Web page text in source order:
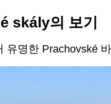
skály의 보기
유명한 Prachovské